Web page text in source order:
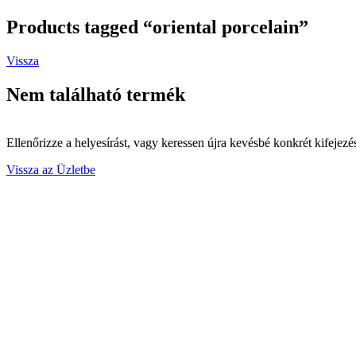
Products tagged “oriental porcelain”
Vissza
Nem található termék
Ellenőrizze a helyesírást, vagy keressen újra kevésbé konkrét
Vissza az Üzletbe